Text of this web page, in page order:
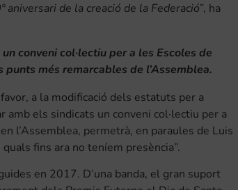
de la creació de la Federació”, ha
conveni col·lectiu per a les Escoles de
punts més remarcables de l’Assemblea.
a la modificació dels estatuts per a
els sindicats un conveni col·lectiu per a
l’Assemblea, permetrà, en paraules de Luis
fins ara no teníem presència”.
en 2017. D’una banda, el gran suport